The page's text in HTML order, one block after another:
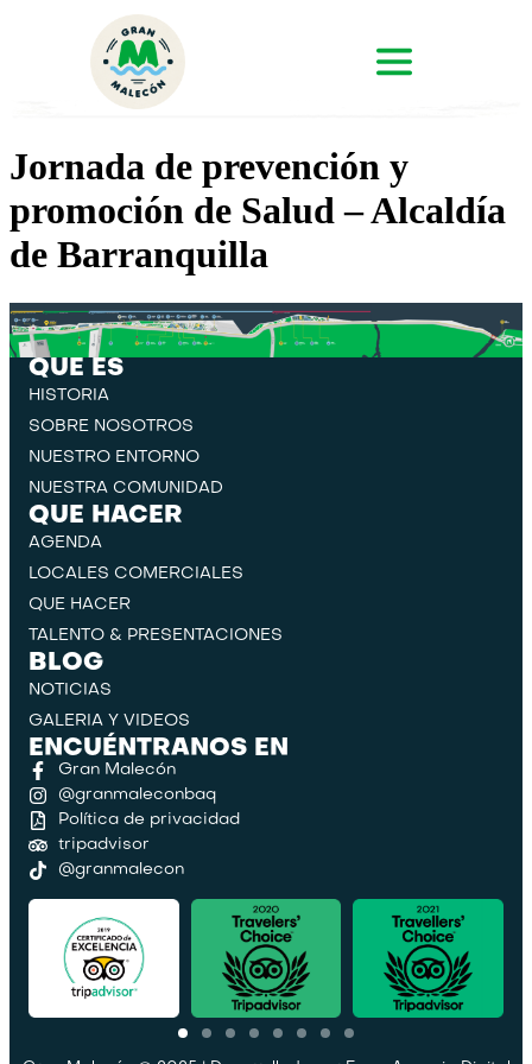
Jornada de prevención y
promoción de Salud – Alcaldía
de Barranquilla
QUE ES
HISTORIA
SOBRE NOSOTROS
NUESTRO ENTORNO
NUESTRA COMUNIDAD
QUE HACER
AGENDA
LOCALES COMERCIALES
QUE HACER
TALENTO & PRESENTACIONES
BLOG
NOTICIAS
GALERIA Y VIDEOS
ENCUÉNTRANOS EN
Gran Malecón
@granmaleconbaq
Política de privacidad
tripadvisor
@granmalecon